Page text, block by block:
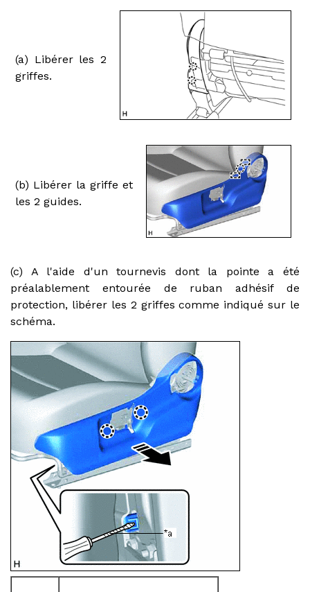
(a) Libérer les 2
griffes.
(b) Libérer la griffe et
les 2 guides.
(c) A l'aide d'un tournevis dont la pointe a été
préalablement entourée de ruban adhésif de
protection, libérer les 2 griffes comme indiqué sur le
schéma.